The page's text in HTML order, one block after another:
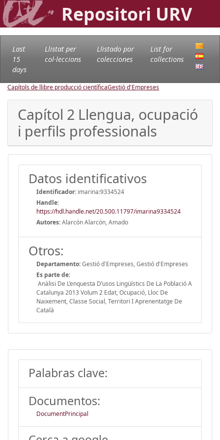
Repositori URV
Last
15
days
Llistat per
col·leccions
Llistado por
colecciones
List for
collections
Capítols de llibre producció científicaGestió d'Empreses
Capítol 2 Llengua, ocupació
i perfils professionals
Datos identificativos
Identificador: imarina:9334524
Handle:
https://hdl.handle.net/20.500.11797/imarina9334524
Autores:Alarcón Alarcón, Amado
Otros:
Departamento:Gestió d'Empreses, Gestió d'Empreses
Es parte de:
Anàlisi De L’enquesta D’usos Lingüístics De La Població A
Catalunya 2013 Volum 2 Edat, Ocupació, Lloc De
Naixement, Classe Social, Territori I Aprenentatge De
Català
Palabras clave:
Documentos:
DocumentPrincipal